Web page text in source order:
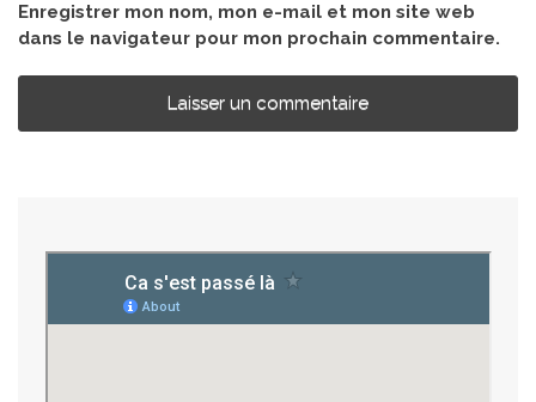
Enregistrer mon nom, mon e-mail et mon site web
dans le navigateur pour mon prochain commentaire.